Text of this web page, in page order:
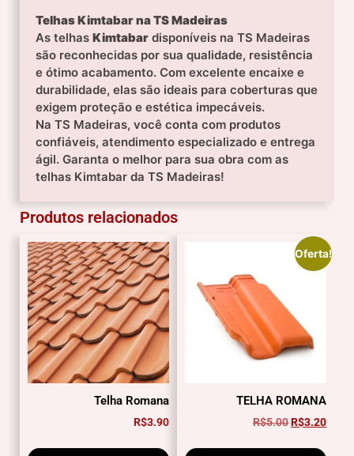
Telhas Kimtabar na TS Madeiras
As telhas Kimtabar disponíveis na TS Madeiras
são reconhecidas por sua qualidade, resistência
e ótimo acabamento. Com excelente encaixe e
durabilidade, elas são ideais para coberturas que
exigem proteção e estética impecáveis.
Na TS Madeiras, você conta com produtos
confiáveis, atendimento especializado e entrega
ágil. Garanta o melhor para sua obra com as
telhas Kimtabar da TS Madeiras!
Produtos relacionados
Telha Romana
R$3.90
Oferta!
TELHA ROMANA
R$5.00R$3.20